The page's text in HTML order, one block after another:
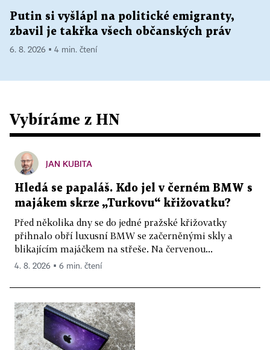
Putin si vyšlápl na politické emigranty,
zbavil je takřka všech občanských práv
6. 8. 2026 ▪ 4 min. čtení
Vybíráme z HN
JAN KUBITA
Hledá se papaláš. Kdo jel v černém BMW s
majákem skrze „Turkovu“ křižovatku?
Před několika dny se do jedné pražské křižovatky
přihnalo obří luxusní BMW se začerněnými skly a
blikajícím majáčkem na střeše. Na červenou...
4. 8. 2026 ▪ 6 min. čtení